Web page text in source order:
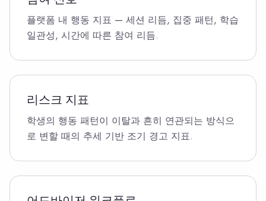
플랫폼 내 행동 지표 — 세션 리듬, 집중 패턴, 학습
일관성, 시간에 따른 참여 리듬.
리스크 지표
학생의 행동 패턴이 이탈과 흔히 연관되는 방식으
로 변할 때의 추세 기반 조기 경고 지표.